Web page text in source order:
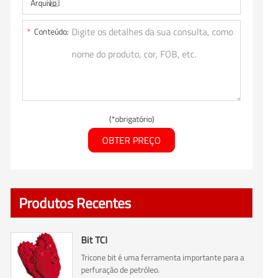
Arquivo :
* Conteúdo:
(*obrigatório)
OBTER PREÇO
Produtos Recentes
Bit TCI
Tricone bit é uma ferramenta importante para a
perfuração de petróleo.